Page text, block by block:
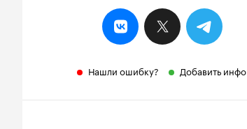
Нашли ошибку? Добавить инфо